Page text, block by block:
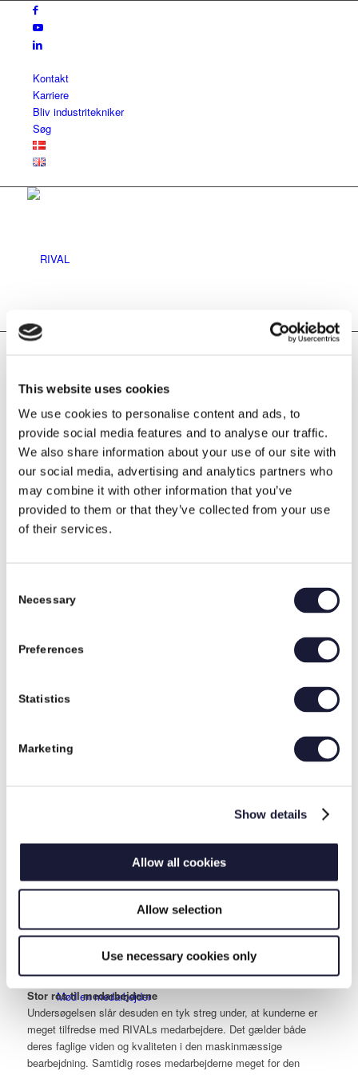
This website uses cookies
We use cookies to personalise content and ads, to
provide social media features and to analyse our traffic.
We also share information about your use of our site with
our social media, advertising and analytics partners who
may combine it with other information that you’ve
provided to them or that they’ve collected from your use
of their services.
Selection
Necessary
Preferences
Statistics
Marketing
Show details
Allow all cookies
Allow selection
Use necessary cookies only
Kontakt
Karriere
Bliv industritekniker
Søg
CSR og ordentlighed
HSE
Mød en medarbejder
Tilfredshed
Den overordnede tilfredshed er meget høj. På en skala fra 1 – 7
scorer RIVAL, som det fremgår af ovenstående, rundt et flot 6-tal.
Gensidig tillid
Kunderne prioriterer den gensidige tillid højt, og samtidig giver
RIVAL et godt skudsmål på området.
Samtidig tager vi også til efterretning, at RIVAL på nogle områder
kan gøre det bedre. ”Vi har fortsat en generel udfordring med at
kommunikere hurtigt nok til kunden, hvis der opstår forsinkelser
”Vi er blevet bedre til det, men skal fortsat arbejde målrettet på at
en afvigelse fra den
aftalte plan. Det er naturligvis et område, som er vigtigt for vores
Høj leveringsevne
I den forbindelse skal det dog tilføjes, at RIVAL generelt er rigtigt
god til at overholde de aftalte leveringstider, hvilket også
anerkendes af kunderne i undersøgelsen. RIVAL har en
overordnet målsætning om, at 98 % af alle ordrer skal leveres til
tiden.
Den målsætning har vi levet op til i flere år, og på nuværende
Stor ros til medarbejderne
Undersøgelsen slår desuden en tyk streg under, at kunderne er
meget tilfredse med RIVALs medarbejdere. Det gælder både
deres faglige viden og kvaliteten i den maskinmæssige
bearbejdning. Samtidig roses medarbejderne meget for den